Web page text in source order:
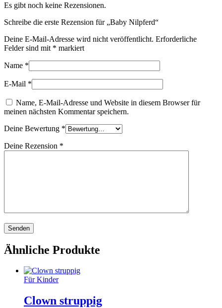
Es gibt noch keine Rezensionen.
Schreibe die erste Rezension für „Baby Nilpferd“
Deine E-Mail-Adresse wird nicht veröffentlicht. Erforderliche
Felder sind mit * markiert
Name *
E-Mail *
Name, E-Mail-Adresse und Website in diesem Browser für
meinen nächsten Kommentar speichern.
Deine Bewertung *
Deine Rezension *
Ähnliche Produkte
Für Kinder
Clown struppig